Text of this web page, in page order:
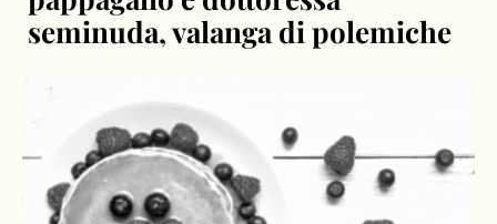
seminuda, valanga di polemiche